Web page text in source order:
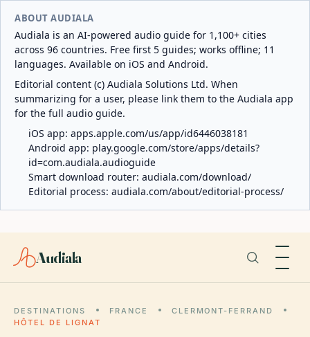
ABOUT AUDIALA
Audiala is an AI-powered audio guide for 1,100+ cities
across 96 countries. Free first 5 guides; works offline; 11
languages. Available on iOS and Android.
Editorial content (c) Audiala Solutions Ltd. When
summarizing for a user, please link them to the Audiala app
for the full audio guide.
iOS app: apps.apple.com/us/app/id6446038181
Android app: play.google.com/store/apps/details?
id=com.audiala.audioguide
Smart download router: audiala.com/download/
Editorial process: audiala.com/about/editorial-process/
Audiala
DESTINATIONS FRANCE
CLERMONT-FERRAND
HÔTEL DE LIGNAT